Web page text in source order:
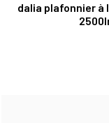
dalia plafonnier à